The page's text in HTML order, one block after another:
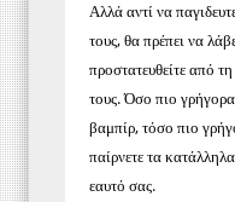
Αλλά αντί να
τους, θα πρέπει να
προστατευθείτε από
τους.Όσο πιο γρήγορα
βαμπίρ, τόσο πιο
παίρνετε τα
εαυτό σας.